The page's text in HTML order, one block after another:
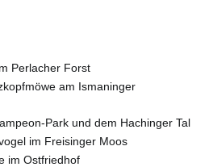
Perlacher Forst
am Ismaninger
Park und dem Hachinger Tal
im Freisinger Moos
im Ostfriedhof